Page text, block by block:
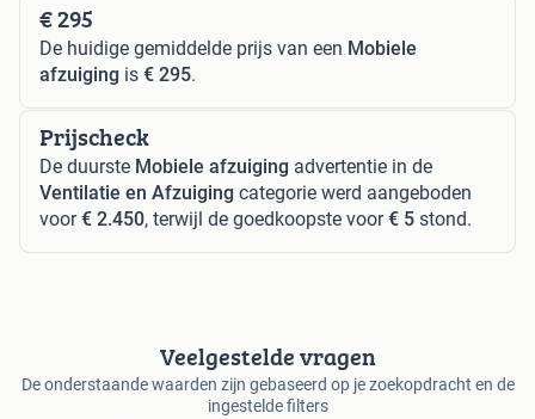
€ 295
De huidige gemiddelde prijs van een Mobiele
afzuiging is € 295.
Prijscheck
De duurste Mobiele afzuiging advertentie in de
Ventilatie en Afzuiging categorie werd aangeboden
voor€ 2.450, terwijl de goedkoopste voor€ 5 stond.
Veelgestelde vragen
De onderstaande waarden zijn gebaseerd op je zoekopdracht en de
ingestelde filters